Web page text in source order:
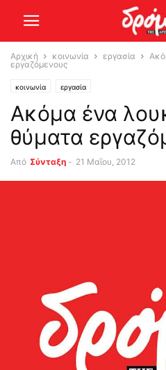
Αρχική κοινωνία εργασία
εργαζόμενους
κοινωνία εργασία
Ακόμα ένα
θύματα
Από Σύνταξη - 21 Μαΐου, 2012